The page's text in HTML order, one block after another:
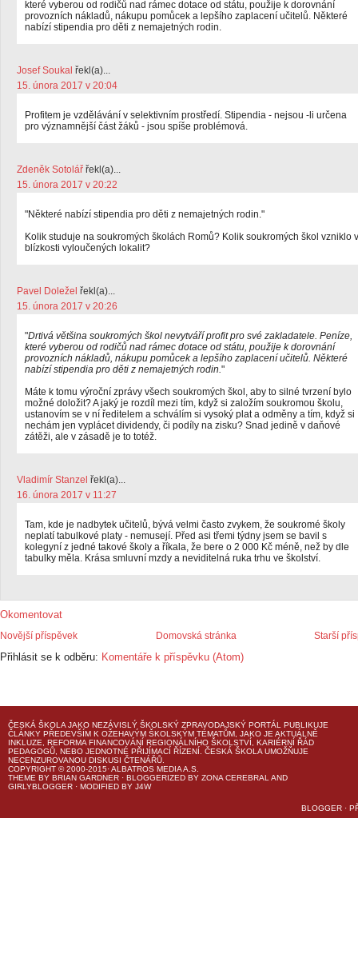
které vyberou od rodičů nad rámec dotace od státu, použije k dorovnání
provozních nákladů, nákupu pomůcek a lepšího zaplacení učitelů. Některé
nabízí stipendia pro děti z nemajetných rodin.
Josef Soukal řekl(a)...
15. února 2017 v 20:04
Profitem je vzdělávání v selektivním prostředí. Stipendia - nejsou -li určena
pro významnější část žáků - jsou spíše problémová.
Zdeněk Sotolář řekl(a)...
15. února 2017 v 20:22
"Některé nabízí stipendia pro děti z nemajetných rodin."
Kolik studuje na soukromých školách Romů? Kolik soukromých škol vzniklo v
blízkosti vyloučených lokalit?
Pavel Doležel řekl(a)...
15. února 2017 v 20:26
"Drtivá většina soukromých škol nevytváří profit pro své zakladatele. Peníze,
které vyberou od rodičů nad rámec dotace od státu, použije k dorovnání
provozních nákladů, nákupu pomůcek a lepšího zaplacení učitelů. Některé
nabízí stipendia pro děti z nemajetných rodin."
Máte k tomu výroční zprávy všech soukromých škol, aby to silné tvrzení bylo
možné doložit? A jaký je rozdíl mezi tím, když si založím soukromou školu,
ustanovím se v ní ředitelem a schválím si vysoký plat a odměny a tím, když si
nechám jen vyplácet dividendy, či podíly na zisku? Snad jedině v daňové
zátěži, ale v zásadě je to totéž.
Vladimír Stanzel řekl(a)...
16. února 2017 v 11:27
Tam, kde je nadbytek učitelů, bývá velmi často zvykem, že soukromé školy
neplatí tabulkové platy - nemusejí. Před asi třemi týdny jsem se bavil s
kolegyní z jedné takové školy a říkala, že bere o 2 000 Kč méně, než by dle
tabulky měla. Krása smluvní mzdy a neviditelná ruka trhu ve školství.
Okomentovat
Novější příspěvek Starší
Domovská stránka
Přihlásit se k odběru: Komentáře k příspěvku (Atom)
ČESKÁ ŠKOLA JAKO NEZÁVISLÝ ŠKOLSKÝ ZPRAVODAJSKÝ PORTÁL PUBLIKUJE
ČLÁNKY PŘEDEVŠÍM K OŽEHAVÝM ŠKOLSKÝM TÉMATŮM, JAKO JE AKTUÁLNĚ
INKLUZE, REFORMA FINANCOVÁNÍ REGIONÁLNÍHO ŠKOLSTVÍ, KARIÉRNÍ ŘÁD
PEDAGOGŮ, NEBO JEDNOTNÉ PŘIJÍMACÍ ŘÍZENÍ. ČESKÁ ŠKOLA UMOŽŇUJE
NECENZUROVANOU DISKUSI ČTENÁŘŮ.
COPYRIGHT © 2000-2015· ALBATROS MEDIA A.S.
THEME BY BRIAN GARDNER · BLOGGERIZED BY ZONA CEREBRAL AND
GIRLYBLOGGER · MODIFIED BY J4W
BLOGGER ·